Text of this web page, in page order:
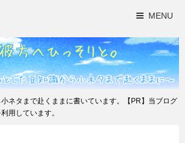
MENU
ネタまで赴くままに書いています。【PR】当ブログ
用しています。